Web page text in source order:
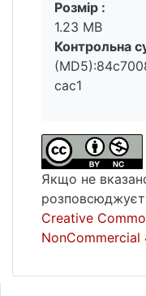
Розмір :
1.23 MB
Контрольна
cac1
Якщо не
Creative
NonCommercial